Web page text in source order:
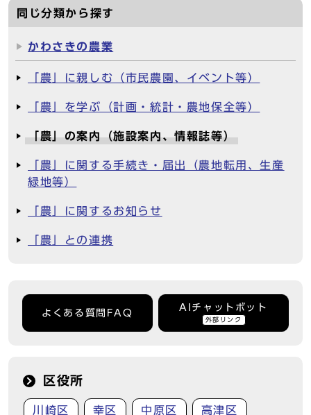
同じ分類から探す
かわさきの農業
「農」に親しむ（市民農園、イベント等）
「農」を学ぶ（計画・統計・農地保全等）
「農」の案内（施設案内、情報誌等）
「農」に関する手続き・届出（農地転用、生産
緑地等）
「農」に関するお知らせ
「農」との連携
よくある質問FAQ
AIチャットボット
外部リンク
区役所
川崎区 幸区 中原区 高津区